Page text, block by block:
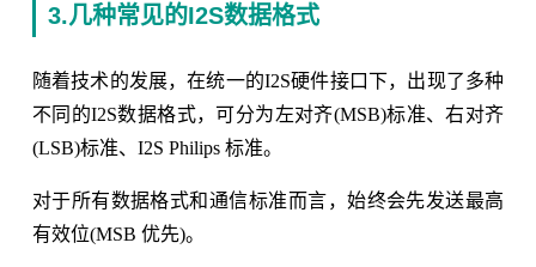
3.几种常见的I2S数据格式
随着技术的发展，在统一的I2S硬件接口下，出现了多种
不同的I2S数据格式，可分为左对齐(MSB)标准、右对齐
(LSB)标准、I2S Philips 标准。
对于所有数据格式和通信标准而言，始终会先发送最高
有效位(MSB 优先)。